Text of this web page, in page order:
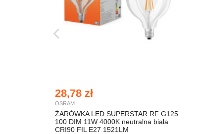
28,78 zł
OSRAM
ŻARÓWKA LED SUPERSTAR RF G125
100 DIM 11W 4000K neutralna biała
CRI90 FIL E27 1521LM